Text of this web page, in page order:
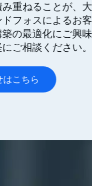
重ねることが、
フォスによるお
の最適化にご興
ご相談ください。
こちら